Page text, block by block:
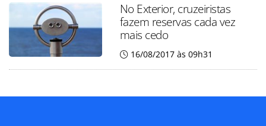
No Exterior, cruzeiristas
fazem reservas cada vez
mais cedo
16/08/2017 às 09h31